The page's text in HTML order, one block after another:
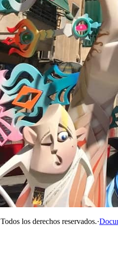
Todos los derechos reservados.·